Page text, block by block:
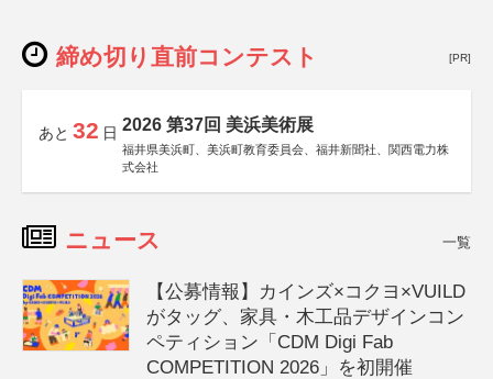
締め切り直前コンテスト [PR]
あと 32 日 2026 第37回 美浜美術展
福井県美浜町、美浜町教育委員会、福井新聞社、関西電力株
式会社
ニュース 一覧
【公募情報】カインズ×コクヨ×VUILD
がタッグ、家具・木工品デザインコン
ペティション「CDM Digi Fab
COMPETITION 2026」を初開催